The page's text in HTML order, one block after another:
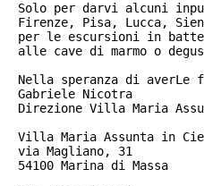
Solo per darvi alcuni
Firenze, Pisa, Lucca,
per le escursioni in
alle cave di marmo o
Nella speranza di
Gabriele Nicotra
Direzione Villa Maria
Villa Maria Assunta in
via Magliano, 31
54100 Marina di Massa